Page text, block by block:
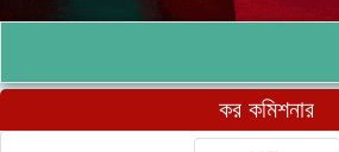
কর কমিশনার